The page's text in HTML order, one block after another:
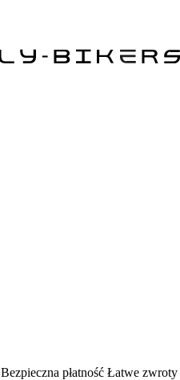
Bezpieczna płatność Łatwe zwroty